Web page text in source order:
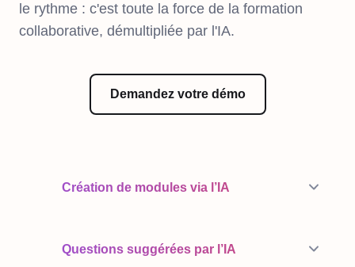
le rythme : c'est toute la force de la formation
collaborative, démultipliée par l'IA.
Demandez votre démo
Création de modules via l’IA
Questions suggérées par l’IA